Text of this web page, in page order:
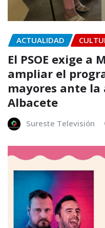
ACTUALIDAD
El PSOE exige a
ampliar el
mayores ante
Albacete
Sureste Televisión